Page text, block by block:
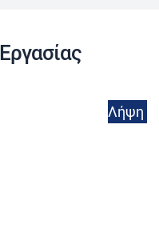
Λήψη